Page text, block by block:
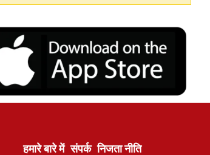
हमारे बारे में संपर्क निजता नीति